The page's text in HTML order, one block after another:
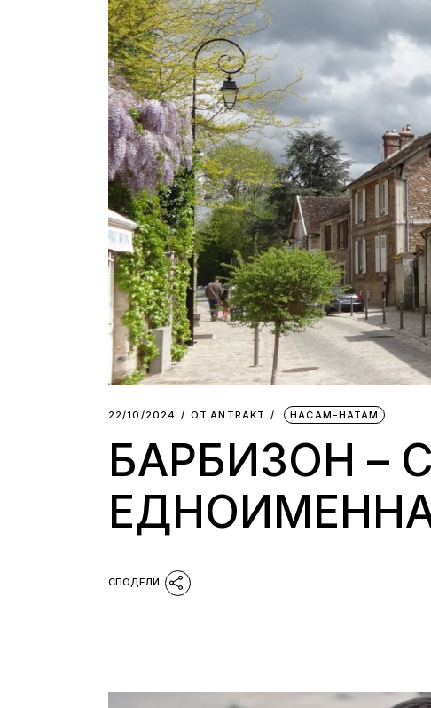
22/10/2024 ОТ АNTRAKT НАСАМ-НАТАМ
БАРБИЗОН –